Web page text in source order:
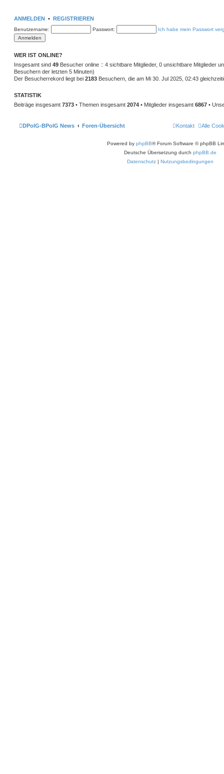
ANMELDEN • REGISTRIEREN
Benutzername: Passwort: Ich habe mein Passwort
WER IST ONLINE?
Insgesamt sind 49 Besucher online :: 4 sichtbare Mitglieder, 0 unsichtbare Mitglieder
Besuchern der letzten 5 Minuten)
Der Besucherrekord liegt bei 2183 Besuchern, die am Mi 30. Jul 2025, 02:43
STATISTIK
Beiträge insgesamt 7373 • Themen insgesamt 2074 • Mitglieder insgesamt 6867 •
DPolG-BPolG News Foren-Übersicht Alle
Kontakt
Powered by phpBB® Forum Software © phpBB
Deutsche Übersetzung durch phpBB.de
Datenschutz | Nutzungsbedingungen